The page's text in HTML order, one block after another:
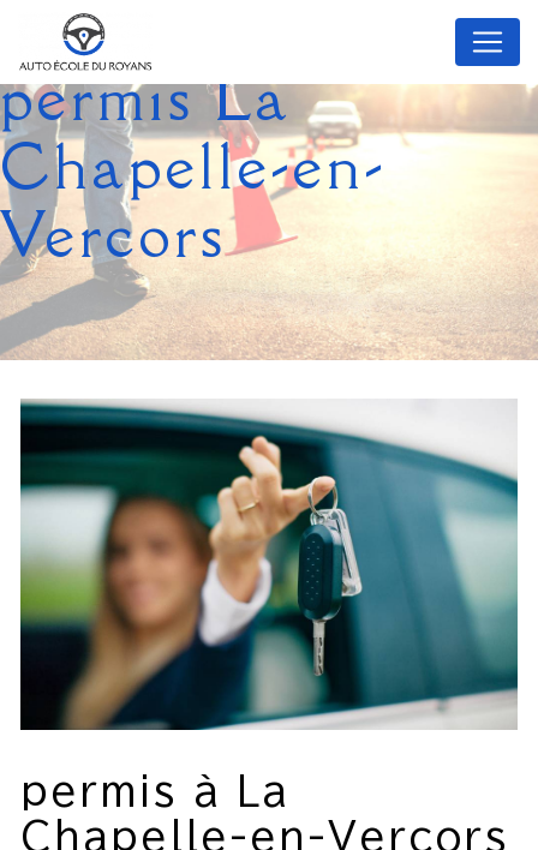
permis La
Chapelle-en-
Vercors
permis à La
Chapelle-en-Vercors
Panneau de gestion des cookies